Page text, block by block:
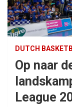
DUTCH
Op naar
League